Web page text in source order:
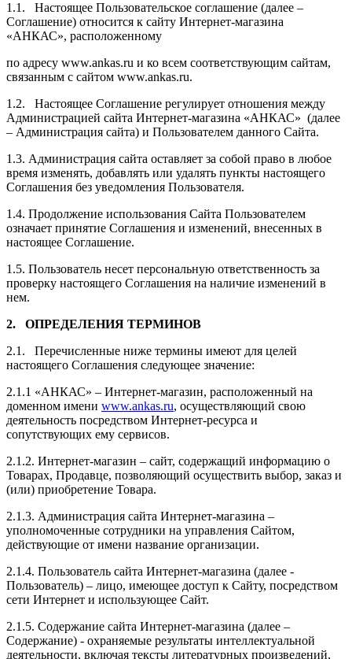
1.1. Настоящее Пользовательское соглашение (далее –
Соглашение) относится к сайту Интернет-магазина
«АНКАС», расположенному
по адресу www.ankas.ru и ко всем соответствующим сайтам,
связанным с сайтом www.ankas.ru.
1.2. Настоящее Соглашение регулирует отношения между
Администрацией сайта Интернет-магазина «АНКАС» (далее
– Администрация сайта) и Пользователем данного Сайта.
1.3. Администрация сайта оставляет за собой право в любое
время изменять, добавлять или удалять пункты настоящего
Соглашения без уведомления Пользователя.
1.4. Продолжение использования Сайта Пользователем
означает принятие Соглашения и изменений, внесенных в
настоящее Соглашение.
1.5. Пользователь несет персональную ответственность за
проверку настоящего Соглашения на наличие изменений в
нем.
2. ОПРЕДЕЛЕНИЯ ТЕРМИНОВ
2.1. Перечисленные ниже термины имеют для целей
настоящего Соглашения следующее значение:
2.1.1 «АНКАС» – Интернет-магазин, расположенный на
доменном имени www.ankas.ru, осуществляющий свою
деятельность посредством Интернет-ресурса и
сопутствующих ему сервисов.
2.1.2. Интернет-магазин – сайт, содержащий информацию о
Товарах, Продавце, позволяющий осуществить выбор, заказ и
(или) приобретение Товара.
2.1.3. Администрация сайта Интернет-магазина –
уполномоченные сотрудники на управления Сайтом,
действующие от имени название организации.
2.1.4. Пользователь сайта Интернет-магазина (далее ‑
Пользователь) – лицо, имеющее доступ к Сайту, посредством
сети Интернет и использующее Сайт.
2.1.5. Содержание сайта Интернет-магазина (далее –
Содержание) - охраняемые результаты интеллектуальной
деятельности, включая тексты литературных произведений,